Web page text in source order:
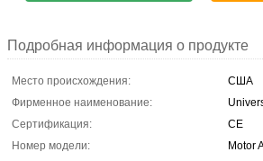
Подробная информация о продукте
Место происхождения:
США
Фирменное наименование:
Сертификация:
CE
Номер модели:
Motor